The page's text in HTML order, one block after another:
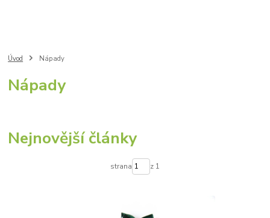
Úvod Nápady
Nápady
Nejnovější články
strana z 1